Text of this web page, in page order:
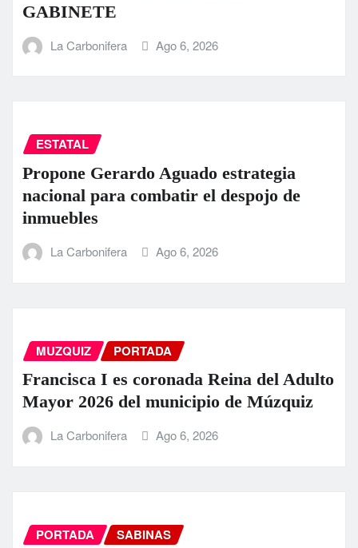
GABINETE
La Carbonifera Ago 6, 2026
ESTATAL
Propone Gerardo Aguado estrategia
nacional para combatir el despojo de
inmuebles
La Carbonifera Ago 6, 2026
MUZQUIZ PORTADA
Francisca I es coronada Reina del Adulto
Mayor 2026 del municipio de Múzquiz
La Carbonifera Ago 6, 2026
PORTADA SABINAS